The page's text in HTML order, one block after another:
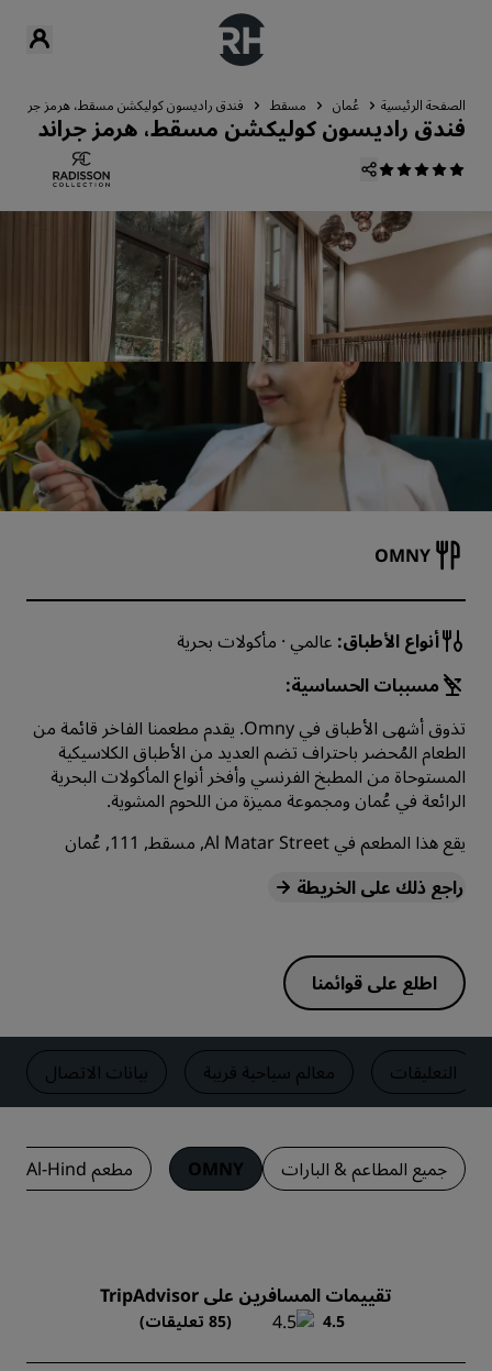
الصفحة الرئيسية عُمان مسقط فندق راديسون كوليكشن مسقط، هرمز جراند
فندق راديسون كوليكشن مسقط، هرمز جراند
OMNY
أنواع الأطباق: عالمي · مأكولات بحرية
مسببات الحساسية:
تذوق أشهى الأطباق في Omny. يقدم مطعمنا الفاخر قائمة من
الطعام المُحضر باحتراف تضم العديد من الأطباق الكلاسيكية
المستوحاة من المطبخ الفرنسي وأفخر أنواع المأكولات البحرية
الرائعة في عُمان ومجموعة مميزة من اللحوم المشوية.
يقع هذا المطعم في Al Matar Street, مسقط, 111, عُمان
راجع ذلك على الخريطة
اطلع على قوائمنا
التعليقات معالم سياحية قريبة بيانات الاتصال
جميع المطاعم & البارات OMNY مطعم Bab-Al-Hind
تقييمات المسافرين على TripAdvisor
4.5 (85 تعليقات)